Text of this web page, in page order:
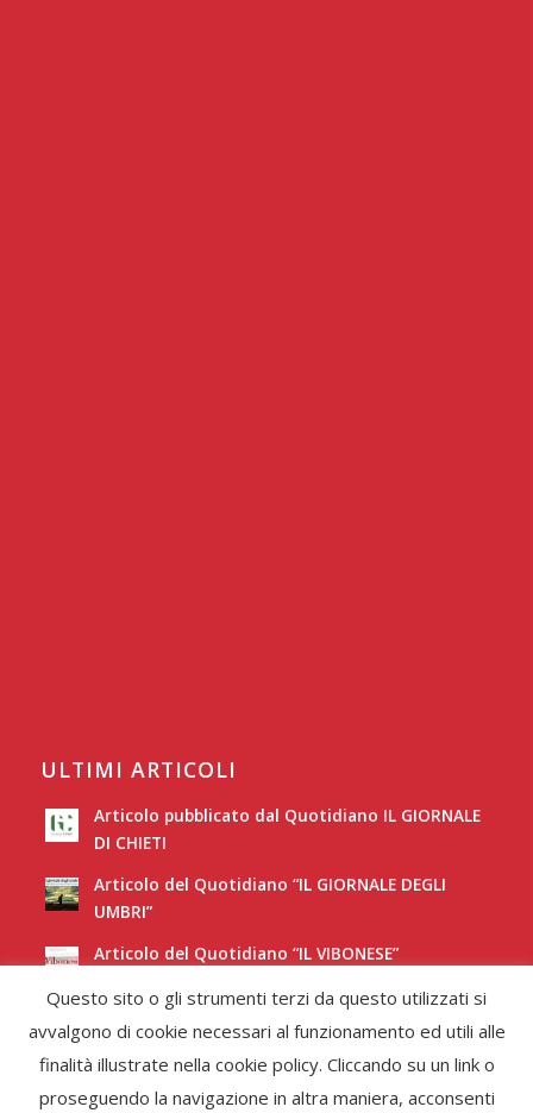
ULTIMI ARTICOLI
Articolo pubblicato dal Quotidiano IL GIORNALE
DI CHIETI
Articolo del Quotidiano “IL GIORNALE DEGLI
UMBRI”
Articolo del Quotidiano “IL VIBONESE”
Articolo del Quotidiano “LA NUOVA SARDEGNA”
Questo sito o gli strumenti terzi da questo utilizzati si
avvalgono di cookie necessari al funzionamento ed utili alle
finalità illustrate nella cookie policy. Cliccando su un link o
proseguendo la navigazione in altra maniera, acconsenti